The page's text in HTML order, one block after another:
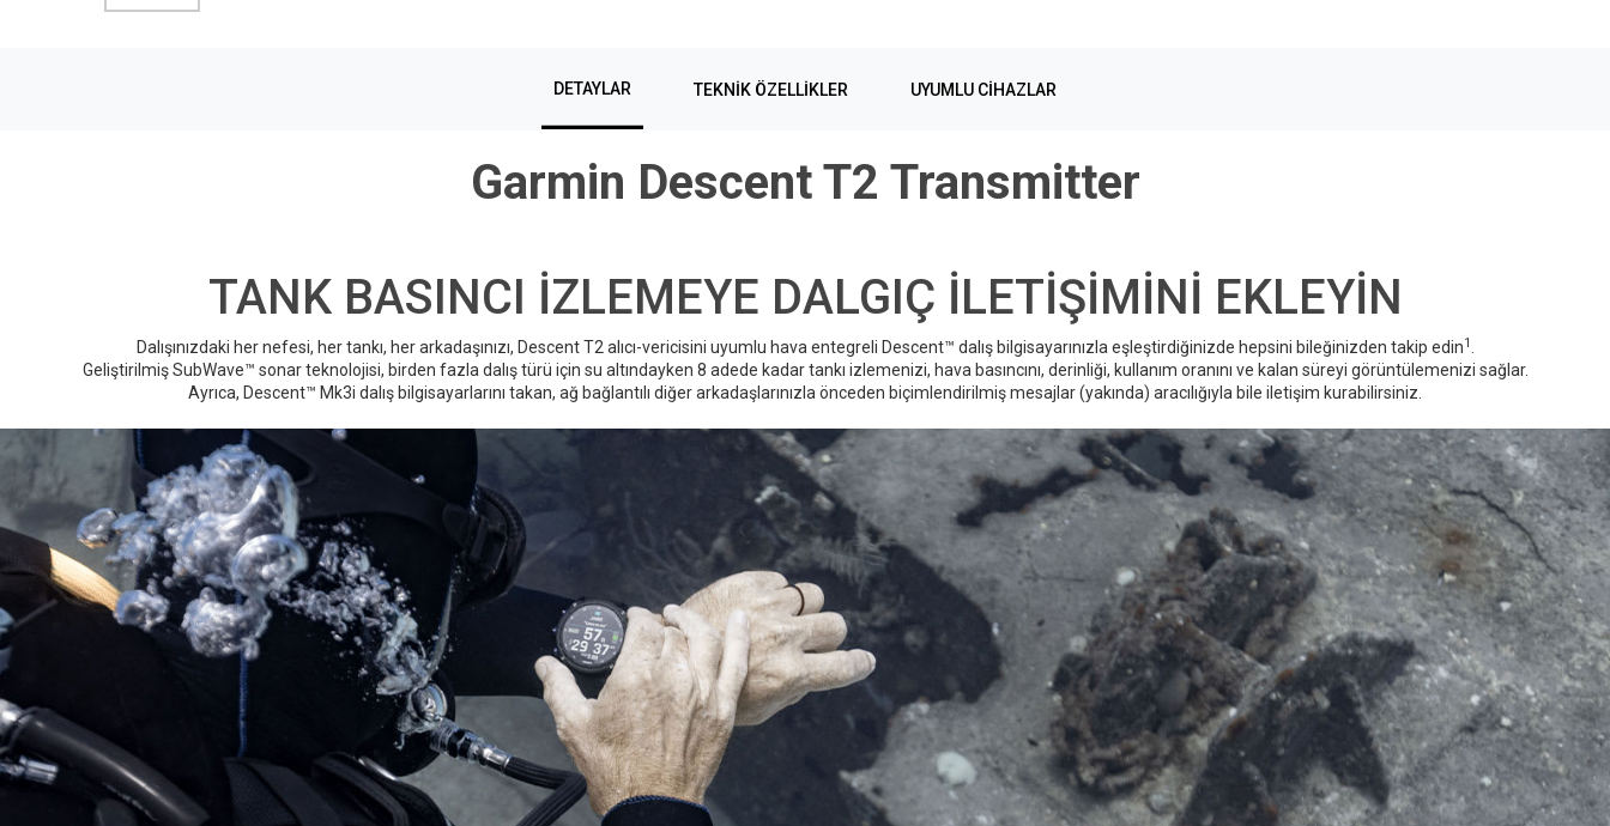
DETAYLAR TEKNIK ÖZELLIKLER UYUMLU CIHAZLAR
Garmin Descent T2 Transmitter
TANK BASINCI İZLEMEYE DALGIÇ İLETİŞİMİNİ EKLEYİN
Dalışınızdaki her nefesi, her tankı, her arkadaşınızı, Descent T2 alıcı-vericisini uyumlu hava entegreli Descent™ dalış bilgisayarınızla eşleştirdiğinizde hepsini bileğinizden takip edin1
Geliştirilmiş SubWave™ sonar teknolojisi, birden fazla dalış türü için su altındayken 8 adede kadar tankı izlemenizi, hava basıncını, derinliği, kullanım oranını ve kalan süreyi görüntülemenizi sağlar.
Ayrıca, Descent™ Mk3i dalış bilgisayarlarını takan, ağ bağlantılı diğer arkadaşlarınızla önceden biçimlendirilmiş mesajlar (yakında) aracılığıyla bile iletişim kurabilirsiniz.